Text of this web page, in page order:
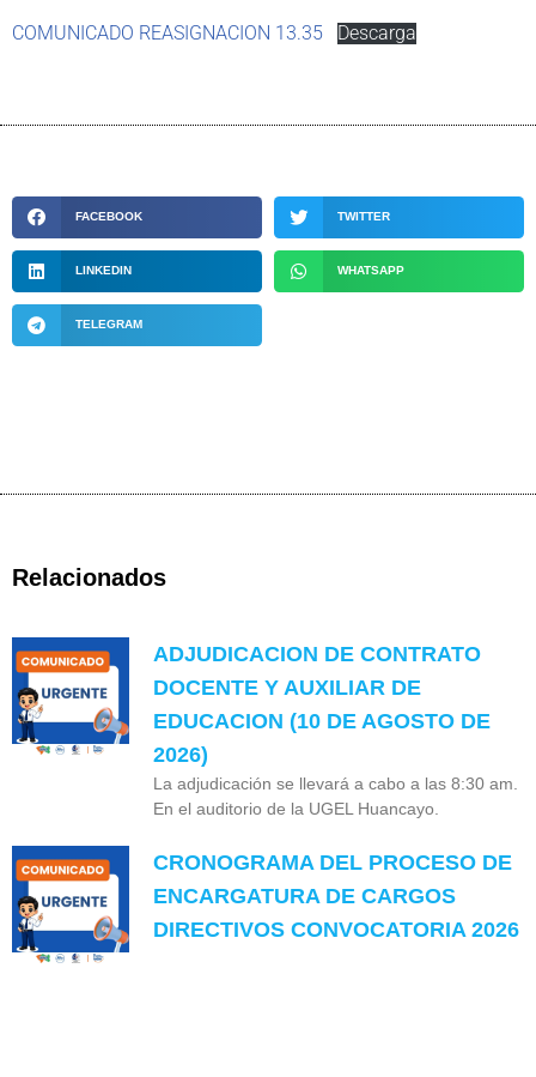
COMUNICADO REASIGNACION 13.35 Descarga
FACEBOOK TWITTER
LINKEDIN WHATSAPP
TELEGRAM
Relacionados
ADJUDICACION DE CONTRATO
DOCENTE Y AUXILIAR DE
EDUCACION (10 DE AGOSTO DE
2026)
La adjudicación se llevará a cabo a las 8:30 am.
En el auditorio de la UGEL Huancayo.
CRONOGRAMA DEL PROCESO DE
ENCARGATURA DE CARGOS
DIRECTIVOS CONVOCATORIA 2026